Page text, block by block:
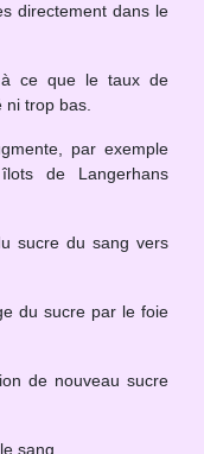
directement dans le
à ce que le taux de
trop bas.
par exemple
de Langerhans
sucre du sang vers
du sucre par le foie
de nouveau sucre
sang.